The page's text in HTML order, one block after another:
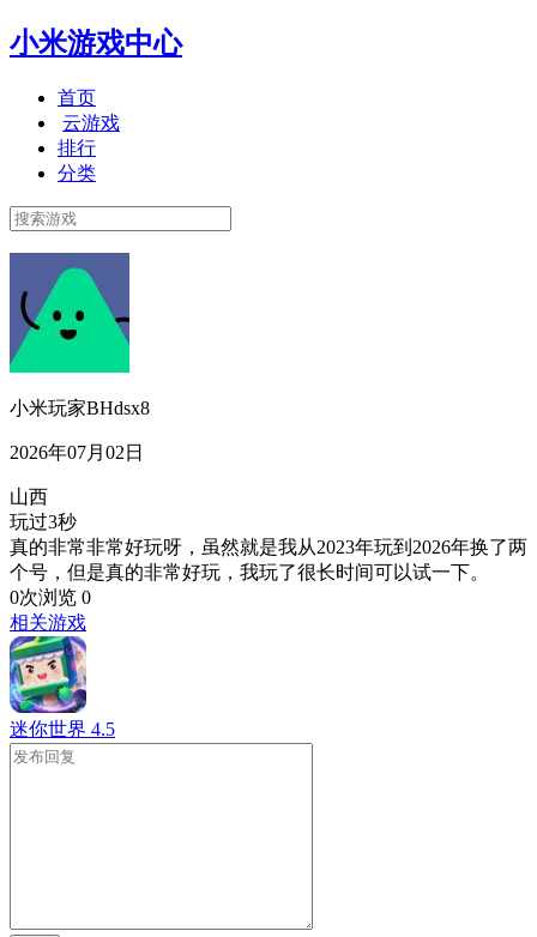
小米游戏中心
首页
云游戏
排行
分类
小米玩家BHdsx8
2026年07月02日
山西
玩过3秒
真的非常非常好玩呀，虽然就是我从2023年玩到2026年换了两
个号，但是真的非常好玩，我玩了很长时间可以试一下。
0次浏览 0
相关游戏
迷你世界 4.5